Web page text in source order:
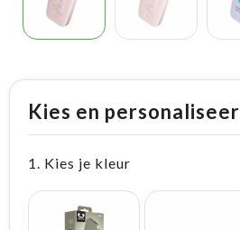
Kies en personaliseer
1. Kies je kleur